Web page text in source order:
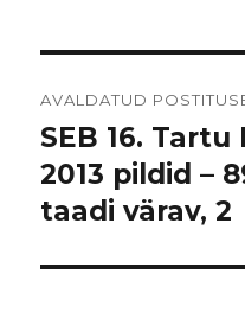
AVALDATUD
SEB 16.
2013 pildid –
taadi värav, 2